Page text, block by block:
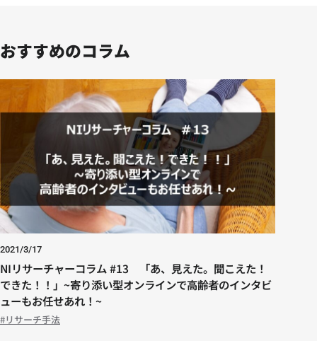
おすすめのコラム
2021/3/17
NIリサーチャーコラム #13 「あ、見えた。聞こえた！
できた！！」~寄り添い型オンラインで高齢者のインタビ
ューもお任せあれ！~
リサーチ手法